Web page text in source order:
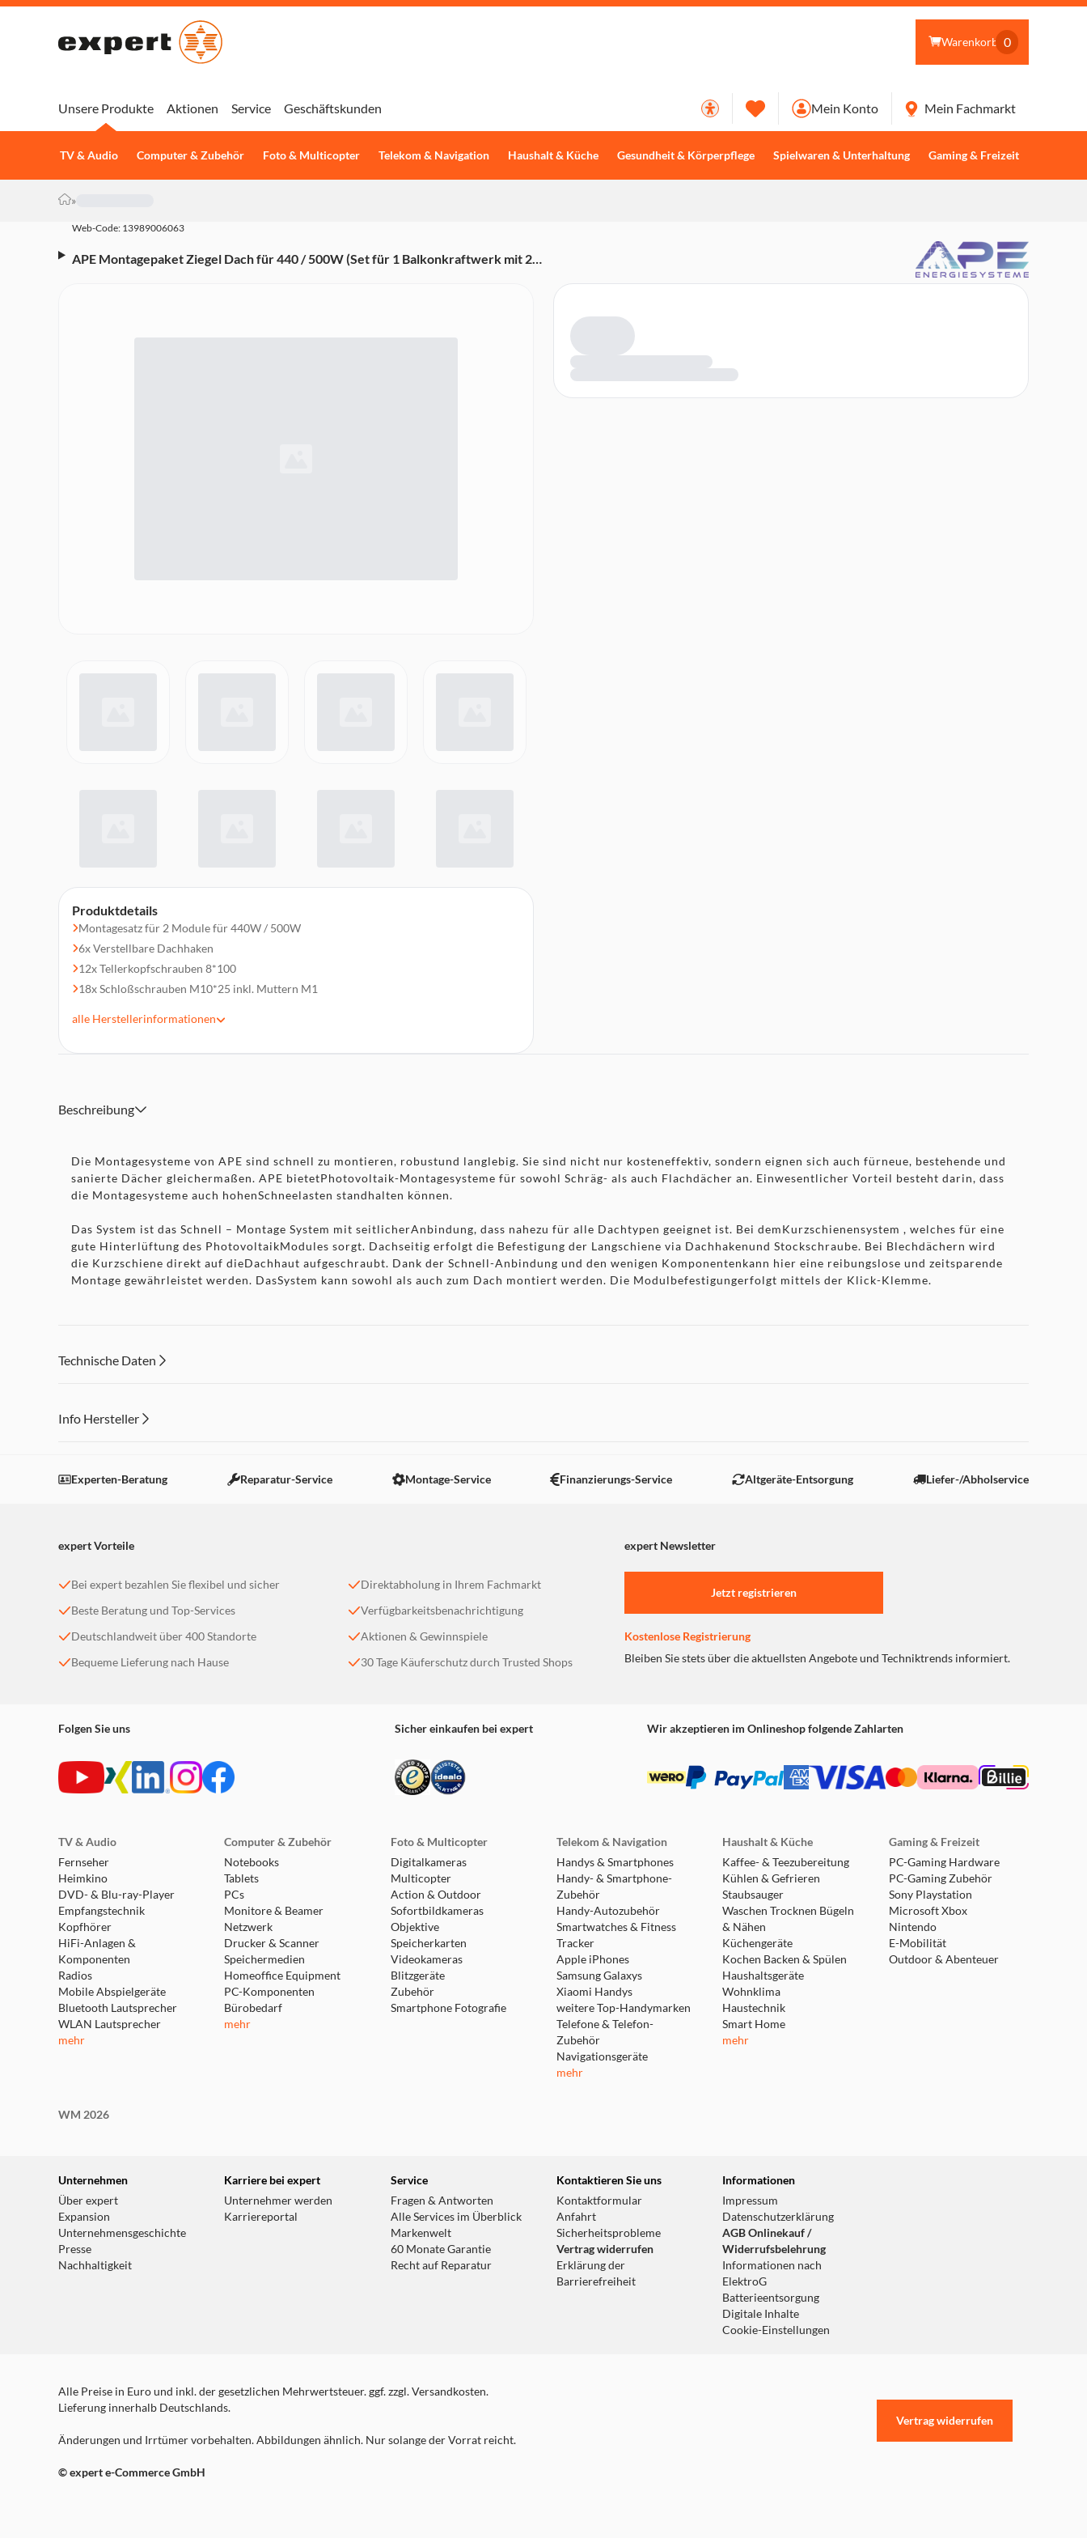
Warenkorb 0
Unsere Produkte
TV & Audio Computer & Zubehör Foto & Multicopter Telekom & Navigation Haushalt & Küche Gesundheit & Körperpflege Spielwaren & Unterhaltung Gaming & Freizeit
Aktionen Service Geschäftskunden Mein Konto Mein Fachmarkt
»
Web-Code: 13989006063
APE Montagepaket Ziegel Dach für 440 / 500W (Set für 1 Balkonkraftwerk mit 2
Produktdetails
Montagesatz für 2 Module für 440W / 500W
6x Verstellbare Dachhaken
12x Tellerkopfschrauben 8*100
18x Schloßschrauben M10*25 inkl. Muttern M1
alle Herstellerinformationen
Beschreibung
Die Montagesysteme von APE sind schnell zu montieren, robustund langlebig. Sie sind nicht nur kosteneffektiv, sondern eignen sich auch fürneue, bestehende und
sanierte Dächer gleichermaßen. APE bietetPhotovoltaik-Montagesysteme für sowohl Schräg- als auch Flachdächer an. Einwesentlicher Vorteil besteht darin, dass
die Montagesysteme auch hohenSchneelasten standhalten können.
Das System ist das Schnell – Montage System mit seitlicherAnbindung, dass nahezu für alle Dachtypen geeignet ist. Bei demKurzschienensystem , welches für eine
gute Hinterlüftung des PhotovoltaikModules sorgt. Dachseitig erfolgt die Befestigung der Langschiene via Dachhakenund Stockschraube. Bei Blechdächern wird
die Kurzschiene direkt auf dieDachhaut aufgeschraubt. Dank der Schnell-Anbindung und den wenigen Komponentenkann hier eine reibungslose und zeitsparende
Montage gewährleistet werden. DasSystem kann sowohl als auch zum Dach montiert werden. Die Modulbefestigungerfolgt mittels der Klick-Klemme.
Technische Daten
Info Hersteller
Einstellungen anpassen
Experten-Beratung Reparatur-Service Montage-Service Finanzierungs-Service Altgeräte-Entsorgung Liefer-/Abholservice
expert Vorteile expert Newsletter
Bei expert bezahlen Sie flexibel und sicher
Beste Beratung und Top-Services
Deutschlandweit über 400 Standorte
Bequeme Lieferung nach Hause
Direktabholung in Ihrem Fachmarkt
Verfügbarkeitsbenachrichtigung
Aktionen & Gewinnspiele
30 Tage Käuferschutz durch Trusted Shops
Jetzt registrieren
Kostenlose Registrierung
Bleiben Sie stets über die aktuellsten Angebote und Techniktrends informiert.
Folgen Sie uns Sicher einkaufen bei expert Wir akzeptieren im Onlineshop folgende Zahlarten
TV & Audio
Fernseher
Heimkino
DVD- & Blu-ray-Player
Empfangstechnik
Kopfhörer
HiFi-Anlagen &
Komponenten
Radios
Mobile Abspielgeräte
Bluetooth Lautsprecher
WLAN Lautsprecher
mehr
Computer & Zubehör
Notebooks
Tablets
PCs
Monitore & Beamer
Netzwerk
Drucker & Scanner
Speichermedien
Homeoffice Equipment
PC-Komponenten
Bürobedarf
mehr
Foto & Multicopter
Digitalkameras
Multicopter
Action & Outdoor
Sofortbildkameras
Objektive
Speicherkarten
Videokameras
Blitzgeräte
Zubehör
Smartphone Fotografie
Telekom & Navigation
Handys & Smartphones
Handy- & Smartphone-
Zubehör
Handy-Autozubehör
Smartwatches & Fitness
Tracker
Apple iPhones
Samsung Galaxys
Xiaomi Handys
weitere Top-Handymarken
Telefone & Telefon-
Zubehör
Navigationsgeräte
mehr
Haushalt & Küche
Kaffee- & Teezubereitung
Kühlen & Gefrieren
Staubsauger
Waschen Trocknen Bügeln
& Nähen
Küchengeräte
Kochen Backen & Spülen
Haushaltsgeräte
Wohnklima
Haustechnik
Smart Home
mehr
Gaming & Freizeit
PC-Gaming Hardware
PC-Gaming Zubehör
Sony Playstation
Microsoft Xbox
Nintendo
E-Mobilität
Outdoor & Abenteuer
WM 2026
Unternehmen
Über expert
Expansion
Unternehmensgeschichte
Presse
Nachhaltigkeit
Karriere bei expert
Unternehmer werden
Karriereportal
Service
Fragen & Antworten
Alle Services im Überblick
Markenwelt
60 Monate Garantie
Recht auf Reparatur
Kontaktieren Sie uns
Kontaktformular
Anfahrt
Sicherheitsprobleme
Vertrag widerrufen
Erklärung der
Barrierefreiheit
Informationen
Impressum
Datenschutzerklärung
AGB Onlinekauf /
Widerrufsbelehrung
Informationen nach
ElektroG
Batterieentsorgung
Digitale Inhalte
Cookie-Einstellungen
Alle Preise in Euro und inkl. der gesetzlichen Mehrwertsteuer. ggf. zzgl. Versandkosten.
Lieferung innerhalb Deutschlands.
Änderungen und Irrtümer vorbehalten. Abbildungen ähnlich. Nur solange der Vorrat reicht.
© expert e-Commerce GmbH
Vertrag widerrufen